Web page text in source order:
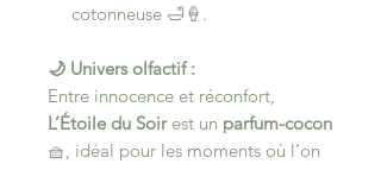
cotonneuse 🛁🍦.
🌙 Univers olfactif :
Entre innocence et réconfort,
L’Étoile du Soirest un parfum-cocon
🧺, idéal pour les moments où l’on